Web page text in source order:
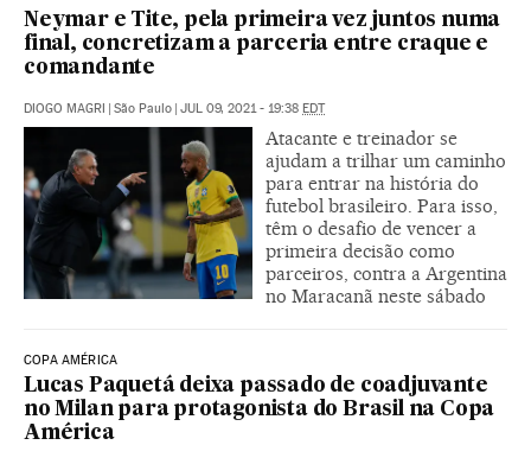
Neymar e Tite, pela primeira vez juntos numa
final, concretizam a parceria entre craque e
comandante
DIOGO MAGRI | São Paulo | JUL 09, 2021 - 19:38 EDT
Atacante e treinador se
ajudam a trilhar um caminho
para entrar na história do
futebol brasileiro. Para isso,
têm o desafio de vencer a
primeira decisão como
parceiros, contra a Argentina
no Maracanã neste sábado
COPA AMÉRICA
Lucas Paquetá deixa passado de coadjuvante
no Milan para protagonista do Brasil na Copa
América